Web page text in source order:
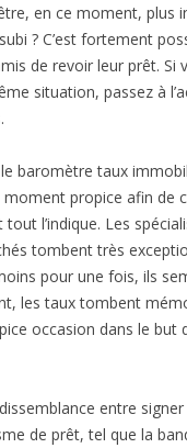
en ce moment, plus
? C’est fortement
de revoir leur prêt. Si
situation, passez à
baromètre taux
moment propice afin de
l’indique. Les
tombent très
pour une fois, ils
les taux tombent
occasion dans le but
entre
de prêt, tel que la